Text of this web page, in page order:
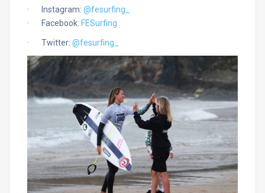
· Instagram: @fesurfing_
· Facebook: FESurfing
· Twitter: @fesurfing_